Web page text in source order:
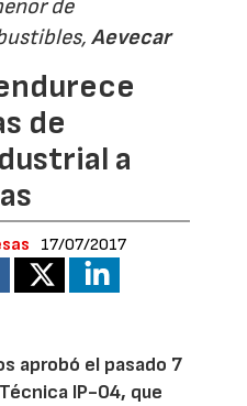
de
Aevecar
de
a
17/07/2017
aprobó el pasado 7
IP-04, que